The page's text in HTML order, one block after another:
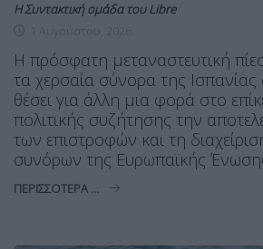
Η Συντακτική ομάδα του Libre
Η πρόσφατη μεταναστευτική
τα χερσαία σύνορα της Ισπανίας
θέσει για άλλη μια φορά στο
πολιτικής συζήτησης την
των επιστροφών και τη
συνόρων της Ευρωπαϊκής
ΠΕΡΙΣΣΌΤΕΡΑ ...